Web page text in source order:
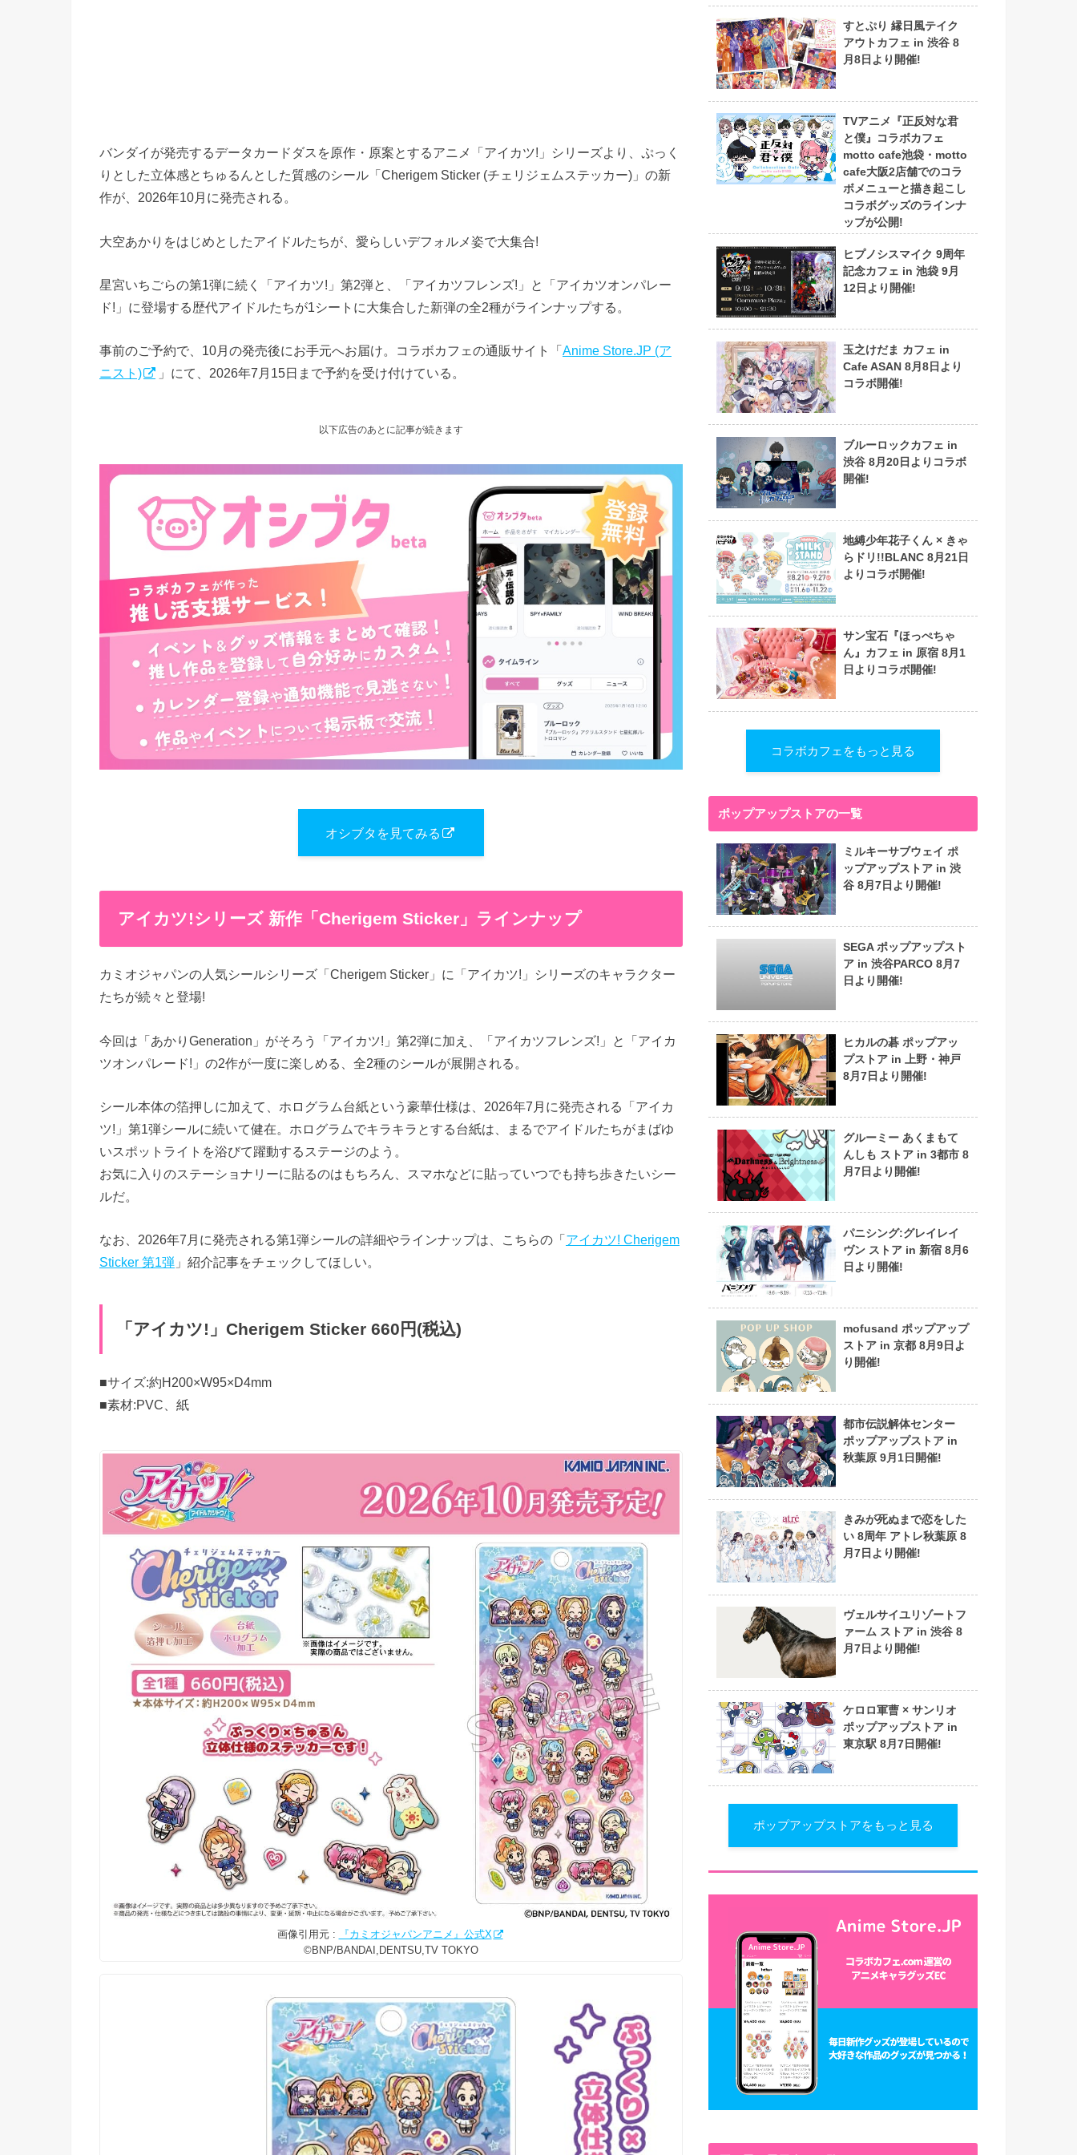
バンダイが発売するデータカードダスを原作・原案とするアニメ「アイカツ!」シリーズより、ぷっく
りとした立体感とちゅるんとした質感のシール「Cherigem Sticker (チェリジェムステッカー)」の新
作が、2026年10月に発売される。
大空あかりをはじめとしたアイドルたちが、愛らしいデフォルメ姿で大集合!
星宮いちごらの第1弾に続く「アイカツ!」第2弾と、「アイカツフレンズ!」と「アイカツオンパレー
ド!」に登場する歴代アイドルたちが1シートに大集合した新弾の全2種がラインナップする。
事前のご予約で、10月の発売後にお手元へお届け。コラボカフェの通販サイト「 Anime Store.JP (ア
ニスト)
」にて、2026年7月15日まで予約を受け付けている。
以下広告のあとに記事が続きます
オシブタを見てみる
アイカツ!シリーズ 新作「Cherigem Sticker」ラインナップ
カミオジャパンの人気シールシリーズ「Cherigem Sticker」に「アイカツ!」シリーズのキャラクター
たちが続々と登場!
今回は「あかりGeneration」がそろう「アイカツ!」第2弾に加え、「アイカツフレンズ!」と「アイカ
ツオンパレード!」の2作が一度に楽しめる、全2種のシールが展開される。
シール本体の箔押しに加えて、ホログラム台紙という豪華仕様は、2026年7月に発売される「アイカ
ツ!」第1弾シールに続いて健在。ホログラムでキラキラとする台紙は、まるでアイドルたちがまばゆ
いスポットライトを浴びて躍動するステージのよう。
お気に入りのステーショナリーに貼るのはもちろん、スマホなどに貼っていつでも持ち歩きたいシー
ルだ。
なお、2026年7月に発売される第1弾シールの詳細やラインナップは、こちらの「アイカツ! Cherigem
Sticker 第1弾 」紹介記事をチェックしてほしい。
「アイカツ!」Cherigem Sticker 660円(税込)
■サイズ:約H200×W95×D4mm
■素材:PVC、紙
画像引用元 :
『カミオジャパンアニメ』公式X
©BNP/BANDAI,DENTSU,TV TOKYO
すとぷり 縁日風テイク
アウトカフェ in 渋谷 8
月8日より開催!
TVアニメ『正反対な君
と僕』コラボカフェ
motto cafe池袋・motto
cafe大阪2店舗でのコラ
ボメニューと描き起こし
コラボグッズのラインナ
ップが公開!
ヒプノシスマイク 9周年
記念カフェ in 池袋 9月
12日より開催!
玉之けだま カフェ in
Cafe ASAN 8月8日より
コラボ開催!
ブルーロックカフェ in
渋谷 8月20日よりコラボ
開催!
地縛少年花子くん × きゃ
らドリ!!BLANC 8月21日
よりコラボ開催!
サン宝石『ほっぺちゃ
ん』カフェ in 原宿 8月1
日よりコラボ開催!
コラボカフェをもっと見る
ポップアップストアの一覧
ミルキーサブウェイ ポ
ップアップストア in 渋
谷 8月7日より開催!
SEGA ポップアップスト
ア in 渋谷PARCO 8月7
日より開催!
ヒカルの碁 ポップアッ
プストア in 上野・神戸
8月7日より開催!
グルーミー あくまもて
んしも ストア in 3都市 8
月7日より開催!
パニシング:グレイレイ
ヴン ストア in 新宿 8月6
日より開催!
mofusand ポップアップ
ストア in 京都 8月9日よ
り開催!
都市伝説解体センター
ポップアップストア in
秋葉原 9月1日開催!
きみが死ぬまで恋をした
い 8周年 アトレ秋葉原 8
月7日より開催!
ヴェルサイユリゾートフ
ァーム ストア in 渋谷 8
月7日より開催!
ケロロ軍曹 × サンリオ
ポップアップストア in
東京駅 8月7日開催!
ポップアップストアをもっと見る